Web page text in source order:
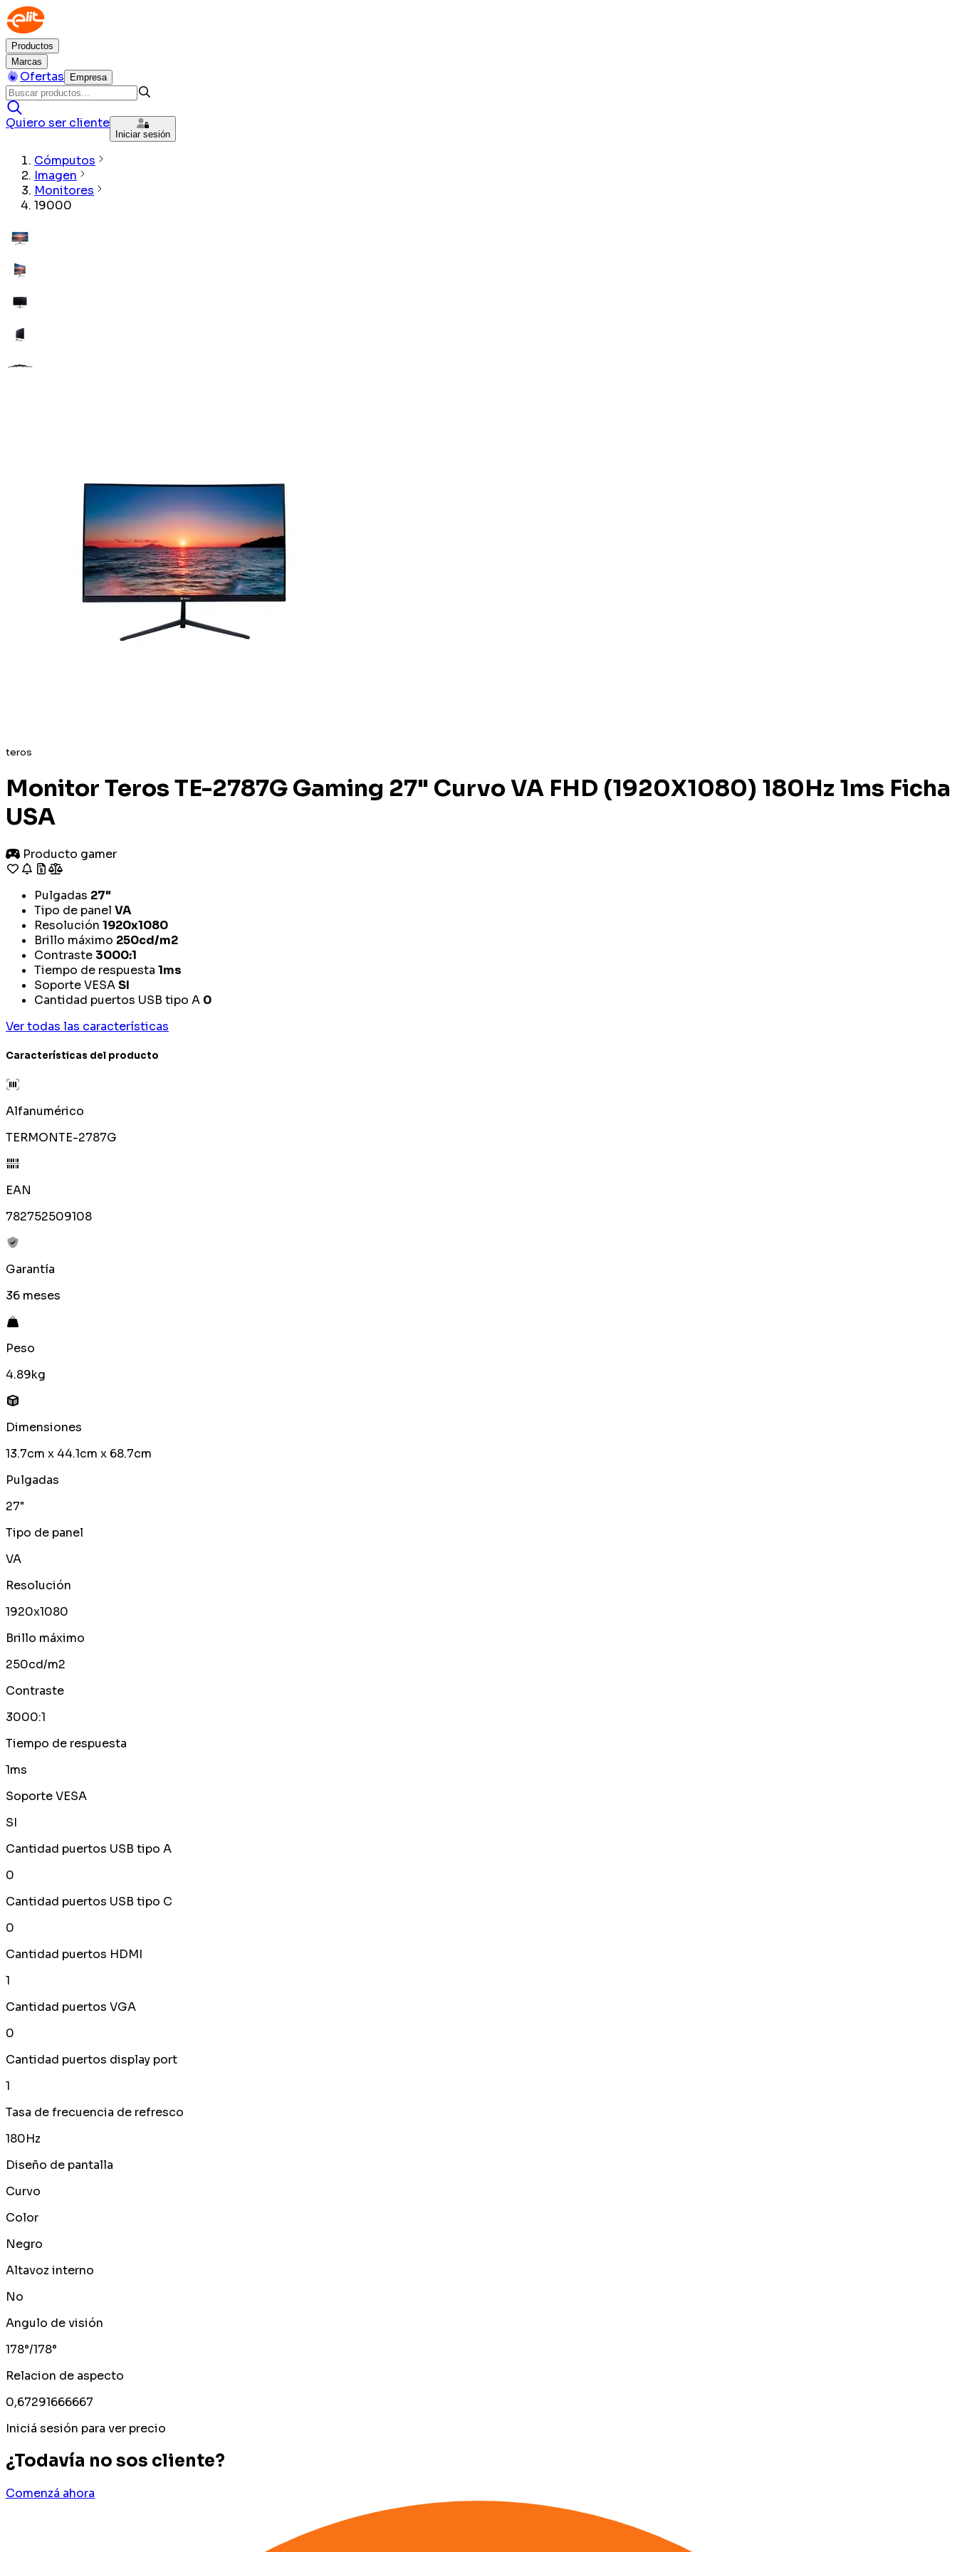
Productos
Marcas
Ofertas Empresa
Quiero ser cliente
Iniciar sesión
Cómputos
Imagen
Monitores
19000
teros
Monitor Teros TE-2787G Gaming 27" Curvo VA FHD (1920X1080) 180Hz 1ms Ficha
USA
Producto gamer
Pulgadas 27"
Tipo de panel VA
Resolución 1920x1080
Brillo máximo 250cd/m2
Contraste 3000:1
Tiempo de respuesta 1ms
Soporte VESASI
Cantidad puertos USB tipo A 0
Ver todas las características
Características del producto
Alfanumérico
TERMONTE-2787G
EAN
782752509108
Garantía
36 meses
Peso
4.89kg
Dimensiones
13.7cm x 44.1cm x 68.7cm
Pulgadas
27"
Tipo de panel
VA
Resolución
1920x1080
Brillo máximo
250cd/m2
Contraste
3000:1
Tiempo de respuesta
1ms
Soporte VESA
SI
Cantidad puertos USB tipo A
0
Cantidad puertos USB tipo C
0
Cantidad puertos HDMI
1
Cantidad puertos VGA
0
Cantidad puertos display port
1
Tasa de frecuencia de refresco
180Hz
Diseño de pantalla
Curvo
Color
Negro
Altavoz interno
No
Angulo de visión
178°/178°
Relacion de aspecto
0,67291666667
Iniciá sesión para ver precio
¿Todavía no sos cliente?
Comenzá ahora